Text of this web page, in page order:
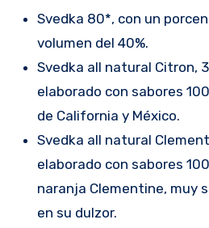
Svedka 80*, con un
volumen del 40%.
Svedka all natural Citron,
elaborado con sabores
de California y México.
Svedka all natural
elaborado con sabores
naranja Clementine, muy
en su dulzor.